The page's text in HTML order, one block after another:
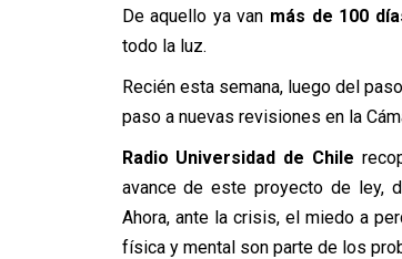
De aquello ya van más de 100
todo la luz.
Recién esta semana, luego del
paso a nuevas revisiones en la
Radio Universidad de Chile
avance de este proyecto de ley,
Ahora, ante la crisis, el miedo a
física y mental son parte de los